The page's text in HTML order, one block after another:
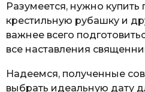
Разумеется, нужно купить
крестильную рубашку и
важнее всего
все наставления
Надеемся, полученные
выбрать идеальную дату